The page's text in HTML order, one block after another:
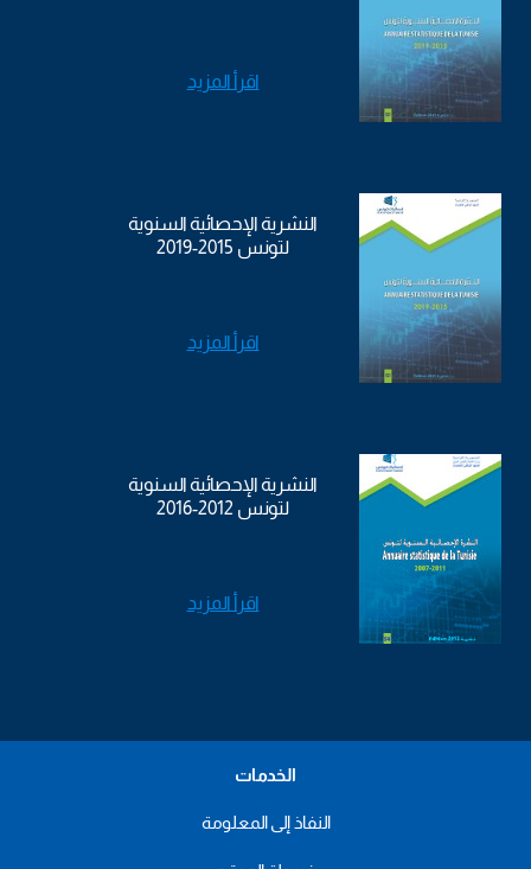
اقرأ المزيد
النشرية الإحصائية السنوية
لتونس 2015-2019
اقرأ المزيد
النشرية الإحصائية السنوية
لتونس 2012-2016
اقرأ المزيد
الخدمات
النفاذ إلى المعلومة